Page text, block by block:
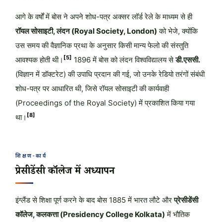
आगे के वर्षों में बोस ने अपने शोध-पत्र अक्सर लॉर्ड रेले के माध्यम से ही
रॉयल सोसाइटी, लंदन (Royal Society, London) को भेजे, क्योंकि
उस समय की वैज्ञानिक प्रथा के अनुसार किसी मान्य फेलो की संस्तुति
आवश्यक होती थी। [5] 1896 में बोस को लंदन विश्वविद्यालय सेडी.एससी.
(विज्ञान में डॉक्टरेट) की उपाधि प्रदान की गई, जो उनके रेडियो तरंगों संबंधी
शोध-पत्र पर आधारित थी, जिसे रॉयल सोसाइटी की कार्यवाही
(Proceedings of the Royal Society) में प्रकाशित किया गया
था। [8]
शिक्षण-कार्य
प्रेसीडेंसी कॉलेज में अध्यापन
इंग्लैंड से शिक्षा पूर्ण करने के बाद बोस 1885 में भारत लौटे औरप्रेसीडेंसी
कॉलेज, कलकत्ता (Presidency College Kolkata) में भौतिक